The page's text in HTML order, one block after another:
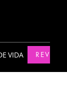
VIDA